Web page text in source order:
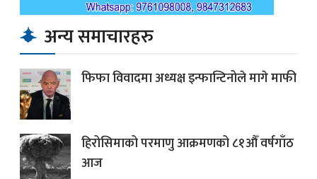
अन्य समाचारहरु
फिफा विवादमा अध्यक्ष इन्फान्टिनोले मागे माफी
हिरोसिमाको परमाणु आक्रमणको ८१औँ वर्षगाँठ
आज